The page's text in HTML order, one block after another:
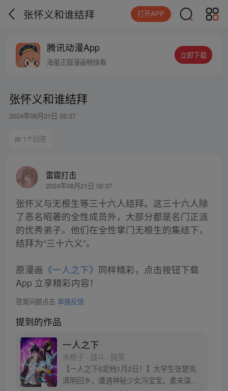
张怀义和谁结拜 打开APP
腾讯动漫App
海量正版漫画畅快看
立即下载
张怀义和谁结拜
2024年08月21日 02:37
1个回答
雷霆打击
2024年08月21日 02:37
张怀义与无根生等三十六人结拜。这三十六人除
了恶名昭著的全性成员外，大部分都是名门正派
的优秀弟子。他们在全性掌门无根生的集结下，
结拜为“三十六义”。
原漫画 《一人之下》 同样精彩，点击按钮下载
App 立享精彩内容！
答案问题点击 举报反馈
提到的作品
一人之下
米橙子 · 战斗 · 搞笑
【一人之下6定档1月2日！】大学生张楚岚
清明回乡，遭遇神秘少女冯宝宝。素未谋面